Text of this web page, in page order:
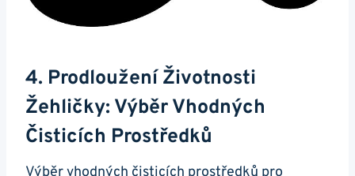
4. Prodloužení Životnosti
Žehličky: ⁣výběr Vhodných
Čisticích Prostředků